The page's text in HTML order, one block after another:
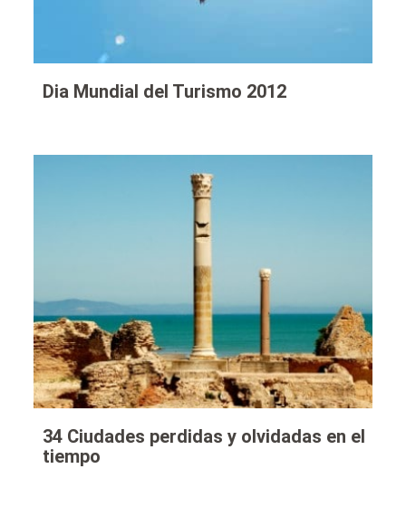
Dia Mundial del Turismo 2012
34 Ciudades perdidas y olvidadas en el
tiempo